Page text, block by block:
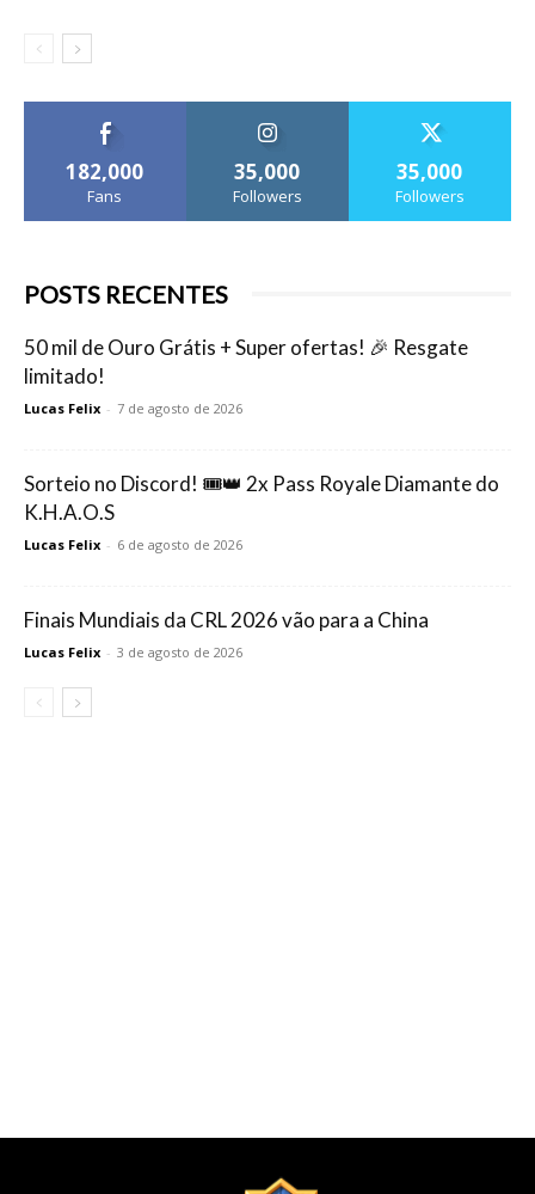
182,000
Fans
35,000
Followers
35,000
Followers
POSTS RECENTES
50 mil de Ouro Grátis + Super ofertas! 🎉 Resgate
limitado!
Lucas Felix - 7 de agosto de 2026
Sorteio no Discord! 🎟️👑 2x Pass Royale Diamante do
K.H.A.O.S
Lucas Felix - 6 de agosto de 2026
Finais Mundiais da CRL 2026 vão para a China
Lucas Felix - 3 de agosto de 2026